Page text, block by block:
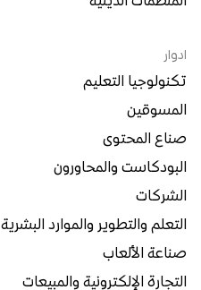
ادوار
تكنولوجيا التعليم
المسوقين
صناع المحتوى
البودكاست والمحاورون
الشركات
التعلم والتطوير والموارد البشرية
صناعة الألعاب
التجارة الإلكترونية والمبيعات